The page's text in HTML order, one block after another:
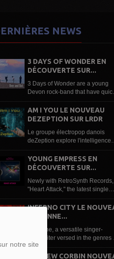
notre site
NEWS
3 DAYS OF WONDER EN
DÉCOUVERTE SUR...
3 Days of Wonder are a young
Devon rock-band that have
anthemic, edgy 80s influenced
writing style and high energy live
of...
AM I YOU LE NOUVEAU
DEZEPTION SUR LRDR
Le groupe électropop danois
deZeption explore l'intelligence
single « Am I You ». Le groupe
électropop danois deZeption
YOUNG EMPRESS EN
DÉCOUVERTE SUR...
Newly with RetroSynth Records,
"Heart Attack," the latest single
electrifying synthwave anthem
combines soaring guitars,
cinematic production...
INFERNO CITY LE
ROXANNE...
Roxanne, a versatile singer-
songwriter versed in the genres
classical music and opera, to pop,
rock, blues, jazz, soul, disco,
ANDREW CORBIN